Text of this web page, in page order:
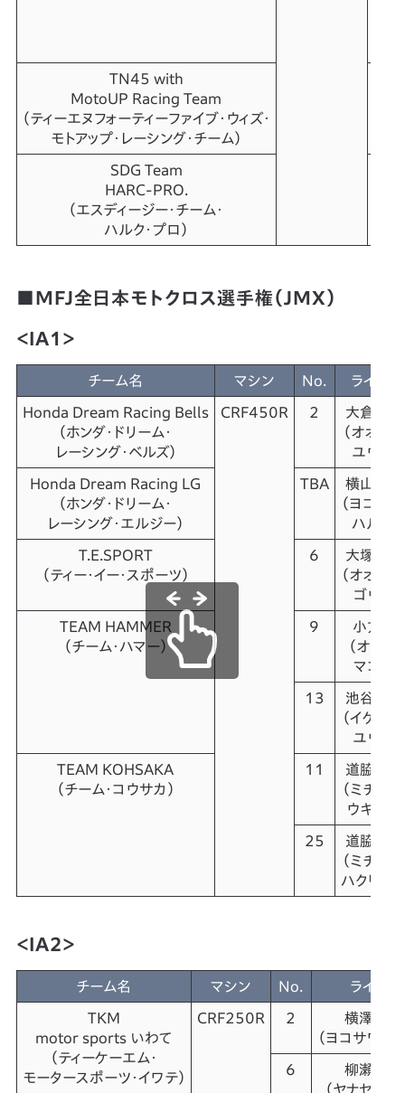
TN45 with
MotoUP Racing Team
（ティーエヌフォーティーファイブ・ウィズ・
モトアップ・ レーシング・チーム）
SDG Team
HARC-PRO.
（エスディージー・チーム・
ハルク・プロ）
■MFJ全日本モトクロス選手権（JMX）
＜IA1＞
チーム名 マシン No. ライダー
Honda Dream Racing Bells
（ホンダ・ドリーム・
レーシング・ベルズ）
CRF450R 2
大倉 由
（オオクラ
ユウキ）
Honda Dream Racing LG
（ホンダ・ドリーム・
レーシング・エルジー）
TBA
横山 遥
（ヨコヤマ
ハルキ）
T.E.SPORT
（ティー・イー・スポーツ）
6
大塚 豪
（オオツカ
ゴウタ）
TEAM HAMMER
（チーム・ハマー）
9
小方 誠
（オガタ・
マコト）
13
池谷 優
（イケガヤ
ユウタ）
TEAM KOHSAKA
（チーム・コウサカ）
11
道脇 右
（ミチワキ
ウキョウ
25
道脇 白
（ミチワキ
ハクリュウ
＜IA2＞
チーム名 マシン No. ライダー
TKM
motor sports いわて
（ティーケーエム・
モータースポーツ・イワテ）
CRF250R 2
横澤 拓
（ヨコサワ・タ
6
柳瀬 大
（ヤナセ・タ